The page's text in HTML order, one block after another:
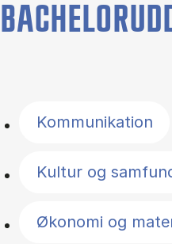
Kommunikation
Kultur og
Økonomi og